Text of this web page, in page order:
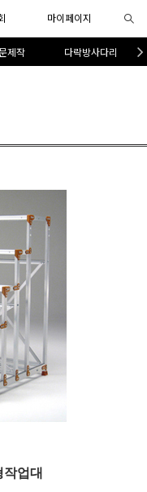
마이페이지
제작 다락방사다리
업대